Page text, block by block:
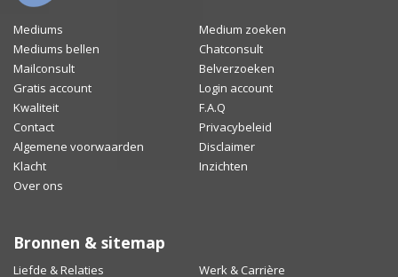
Mediums
Medium zoeken
Mediums bellen
Chatconsult
Mailconsult
Belverzoeken
Gratis account
Login account
Kwaliteit
F.A.Q
Contact
Privacybeleid
Algemene voorwaarden
Disclaimer
Klacht
Inzichten
Over ons
Bronnen & sitemap
Liefde & Relaties Werk & Carrière